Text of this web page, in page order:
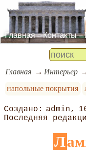
Главная Контакты
Главная Интерьер
напольные покрытия
admin